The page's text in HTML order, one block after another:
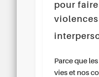
pour
violences
Parce que
vies et nos